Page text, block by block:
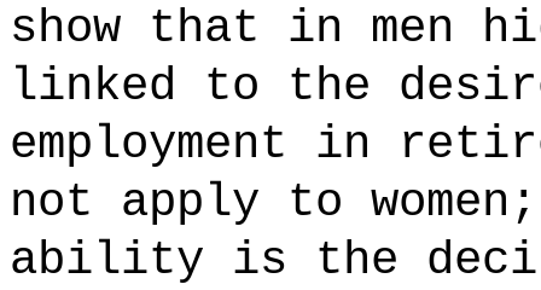
show that in men
linked to the
employment in
not apply to
ability is the